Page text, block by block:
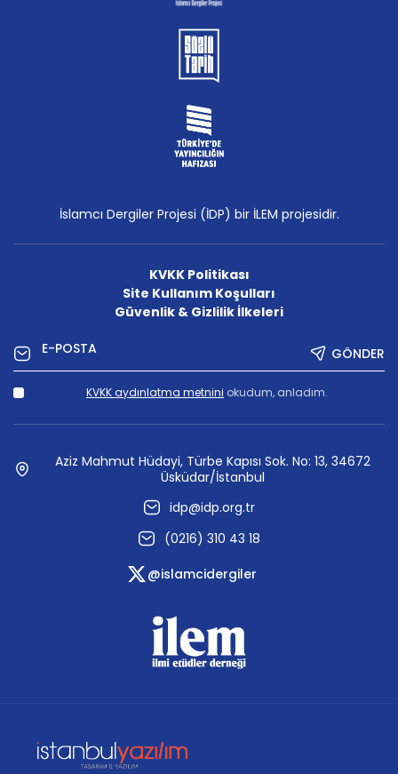
İslamcı Dergiler Projesi (İDP) bir İLEM projesidir.
KVKK Politikası
Site Kullanım Koşulları
Güvenlik & Gizlilik İlkeleri
GÖNDER
KVKK aydınlatma metnini okudum, anladım.
Aziz Mahmut Hüdayi, Türbe Kapısı Sok. No: 13, 34672
Üsküdar/İstanbul
idp@idp.org.tr
(0216) 310 43 18
@islamcidergiler